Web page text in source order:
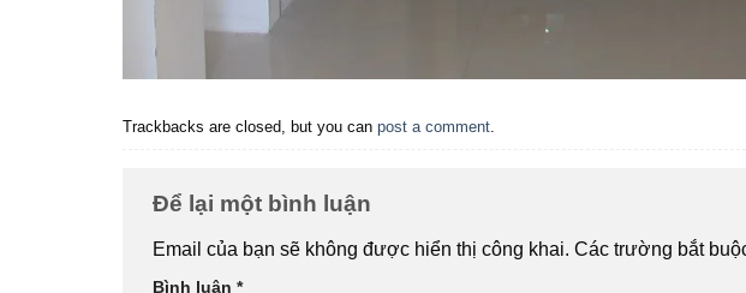
Trackbacks are closed, but you can post a comment.
Để lại một bình luận
Email của bạn sẽ không được hiển thị công khai. Các trường bắt
Bình luận *